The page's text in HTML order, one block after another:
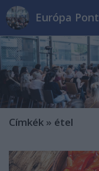
Európa Pont
Címkék » étel